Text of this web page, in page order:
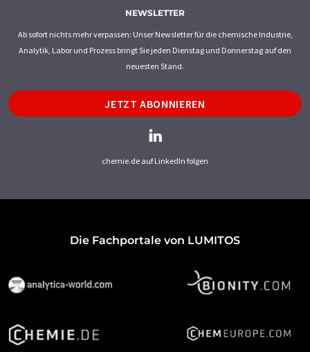
NEWSLETTER
Ab sofort nichts mehr verpassen: Unser Newsletter für die chemische Industrie,
Analytik, Labor und Prozess bringt Sie jeden Dienstag und Donnerstag auf den
neuesten Stand.
JETZT ABONNIEREN
chemie.de auf LinkedIn folgen
Die Fachportale von LUMITOS